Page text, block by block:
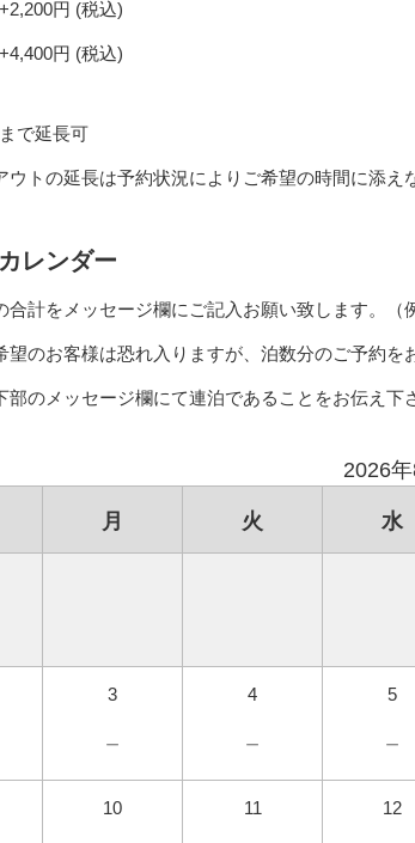
円 (税込)
円 (税込)
で延長可
トの延長は予約状況によりご希望の時間に添え
レンダー
合計をメッセージ欄にご記入お願い致します。
望のお客様は恐れ入りますが、泊数分のご予約を
部のメッセージ欄にて連泊であることをお伝え下
2026年
月 火 水
3
－
4
－
5
－
10 11 12